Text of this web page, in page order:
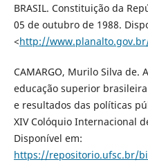
BRASIL. Constituição da
05 de outubro de 1988.
<http://
CAMARGO, Murilo Silva de.
educação superior
e resultados das políticas
XIV Colóquio Internacional
Disponível em:
https://repositorio.ufsc.br/